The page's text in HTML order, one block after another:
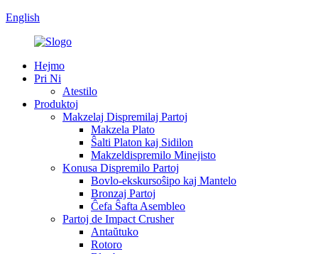
English
Hejmo
Pri Ni
Atestilo
Produktoj
Makzelaj Dispremilaj Partoj
Makzela Plato
Ŝalti Platon kaj Sidilon
Makzeldispremilo Minejisto
Konusa Dispremilo Partoj
Bovlo-ekskursoŝipo kaj Mantelo
Bronzaj Partoj
Ĉefa Ŝafta Asembleo
Partoj de Impact Crusher
Antaŭtuko
Rotoro